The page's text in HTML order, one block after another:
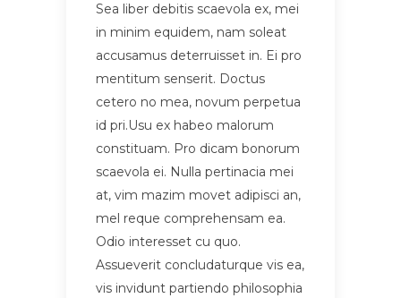
Sea liber debitis scaevola ex, mei
in minim equidem, nam soleat
accusamus deterruisset in. Ei pro
mentitum senserit. Doctus
cetero no mea, novum perpetua
id pri.Usu ex habeo malorum
constituam. Pro dicam bonorum
scaevola ei. Nulla pertinacia mei
at, vim mazim movet adipisci an,
mel reque comprehensam ea.
Odio interesset cu quo.
Assueverit concludaturque vis ea,
vis invidunt partiendo philosophia